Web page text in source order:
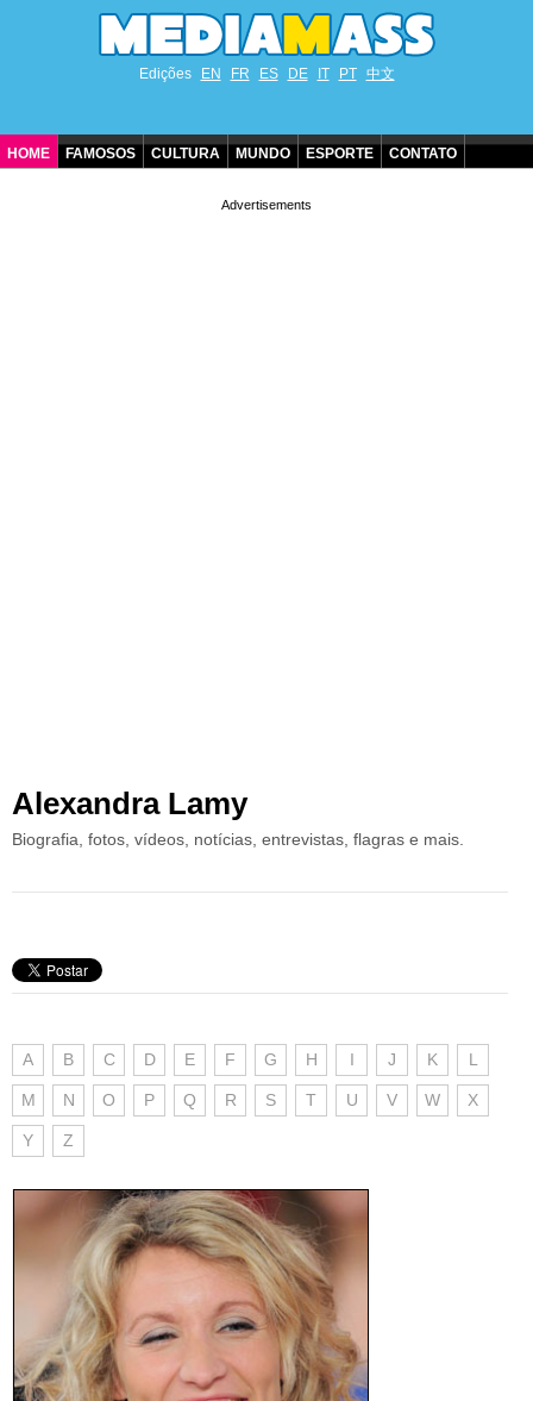
Edições EN FR ES DE IT PT 中文
HOME FAMOSOS CULTURA MUNDO ESPORTE CONTATO
Alexandra Lamy
Biografia, fotos, vídeos, notícias, entrevistas, flagras e mais.
A B C D E F G H I J K L
M N O P Q R S T U V W X
Y Z